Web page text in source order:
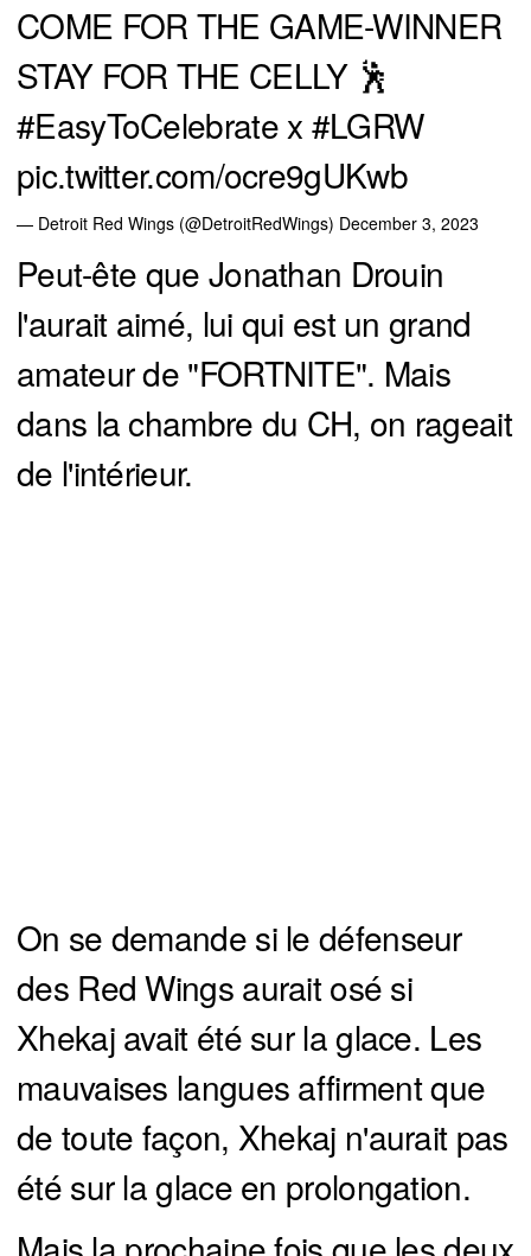
COME FOR THE GAME-WINNER
STAY FOR THE CELLY 🕺
#EasyToCelebratex #LGRW
pic.twitter.com/ocre9gUKwb
— Detroit Red Wings (@DetroitRedWings) December 3, 2023
Peut-ête que Jonathan Drouin
l'aurait aimé, lui qui est un grand
amateur de "FORTNITE". Mais
dans la chambre du CH, on rageait
de l'intérieur.
On se demande si le défenseur
des Red Wings aurait osé si
Xhekaj avait été sur la glace. Les
mauvaises langues affirment que
de toute façon, Xhekaj n'aurait pas
été sur la glace en prolongation.